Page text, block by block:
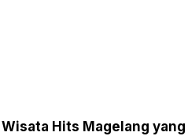
Hits Magelang yang